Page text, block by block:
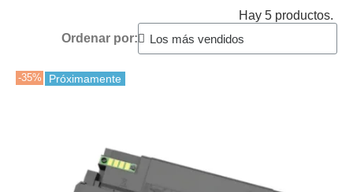
Hay 5 productos.
Ordenar por:
-35% Próximamente